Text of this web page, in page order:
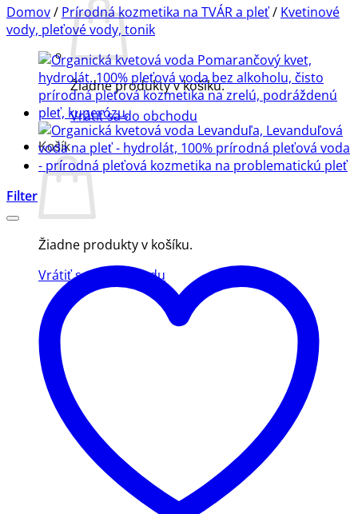
Žiadne produkty v košíku.
Vrátiť sa do obchodu
Košík
Žiadne produkty v košíku.
Vrátiť sa do obchodu
Domov/ Prírodná kozmetika na TVÁR a pleť/ Kvetinové
vody, pleťové vody, tonik
Filter